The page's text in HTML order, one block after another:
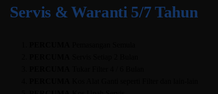
Servis & Waranti 5/7 Tahun